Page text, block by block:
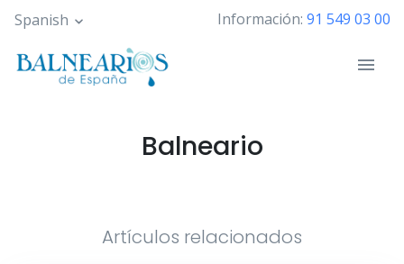
Pasar
contenido
principal
Spanish Información: 91 549 03 00
Balneario
Artículos relacionados